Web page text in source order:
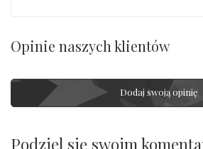
Opinie naszych klientów
Dodaj swoją opinię
Podziel się swoim